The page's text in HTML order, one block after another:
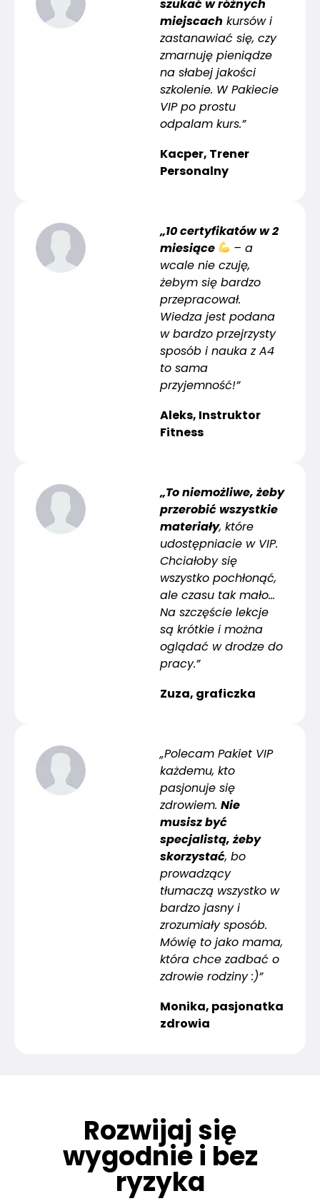
szukać w różnych
miejscach kursów i
zastanawiać się, czy
zmarnuję pieniądze
na słabej jakości
szkolenie. W Pakiecie
VIP po prostu
odpalam kurs.”
Kacper, Trener
Personalny
„10 certyfikatów w 2
miesiące
– a
wcale nie czuję,
żebym się bardzo
przepracował.
Wiedza jest podana
w bardzo przejrzysty
sposób i nauka z A4
to sama
przyjemność!”
Aleks, Instruktor
Fitness
„To niemożliwe, żeby
przerobić wszystkie
materiały, które
udostępniacie w VIP.
Chciałoby się
wszystko pochłonąć,
ale czasu tak mało…
Na szczęście lekcje
są krótkie i można
oglądać w drodze do
pracy.”
Zuza, graficzka
„Polecam Pakiet VIP
każdemu, kto
pasjonuje się
zdrowiem. Nie
musisz być
specjalistą, żeby
skorzystać, bo
prowadzący
tłumaczą wszystko w
bardzo jasny i
zrozumiały sposób.
Mówię to jako mama,
która chce zadbać o
zdrowie rodziny :)”
Monika, pasjonatka
zdrowia
Rozwijaj się
wygodnie i bez
ryzyka